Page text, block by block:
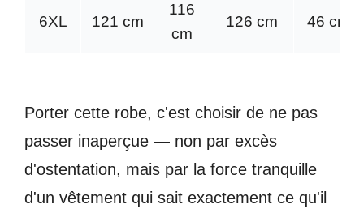
6XL 121 cm
116
cm
126 cm 46 cm
Porter cette robe, c'est choisir de ne pas
passer inaperçue — non par excès
d'ostentation, mais par la force tranquille
d'un vêtement qui sait exactement ce qu'il